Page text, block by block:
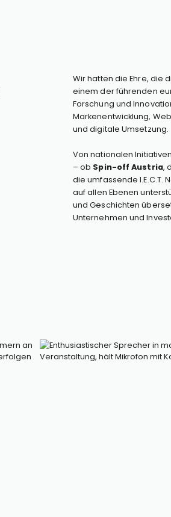
Wir hatten die Ehre, die
einem der führenden
Forschung und
Markenentwicklung,
und digitale Umsetzung.
Von nationalen
– ob Spin-off Austria,
die umfassende I.E.C.T.
auf allen Ebenen
und Geschichten
Unternehmen und